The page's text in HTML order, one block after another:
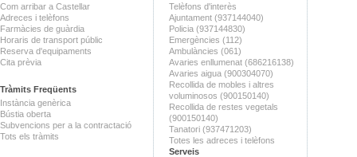
Com arribar a Castellar
Adreces i telèfons
Farmàcies de guàrdia
Horaris de transport públic
Reserva d'equipaments
Cita prèvia
Tràmits Freqüents
Instància genèrica
Bústia oberta
Subvencions per a la contractació
Tots els tràmits
Telèfons d'interès
Ajuntament (937144040)
Policia (937144830)
Emergències (112)
Ambulàncies (061)
Avaries enllumenat (686216138)
Avaries aigua (900304070)
Recollida de mobles i altres
voluminosos (900150140)
Recollida de restes vegetals
(900150140)
Tanatori (937471203)
Totes les adreces i telèfons
Serveis